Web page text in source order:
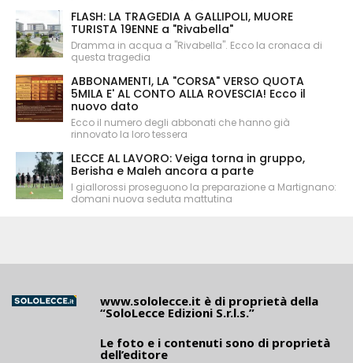
FLASH: LA TRAGEDIA A GALLIPOLI, MUORE
TURISTA 19ENNE a "Rivabella"
Dramma in acqua a "Rivabella". Ecco la cronaca di
questa tragedia
ABBONAMENTI, LA "CORSA" VERSO QUOTA
5MILA E' AL CONTO ALLA ROVESCIA! Ecco il
nuovo dato
Ecco il numero degli abbonati che hanno già
rinnovato la loro tessera
LECCE AL LAVORO: Veiga torna in gruppo,
Berisha e Maleh ancora a parte
I giallorossi proseguono la preparazione a Martignano:
domani nuova seduta mattutina
www.sololecce.it è di proprietà della
“SoloLecce Edizioni S.r.l.s.”
Le foto e i contenuti sono di proprietà
dell’editore